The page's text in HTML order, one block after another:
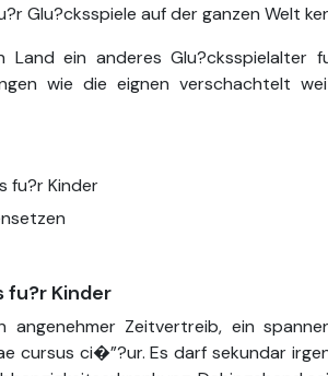
Glu?cksspiele auf der ganzen Welt
Land ein anderes Glu?cksspielalter
wie die eignen verschachtelt
fu?r Kinder
fu?r Kinder
angenehmer Zeitvertreib, ein
cursus ci�”?ur. Es darf sekundar